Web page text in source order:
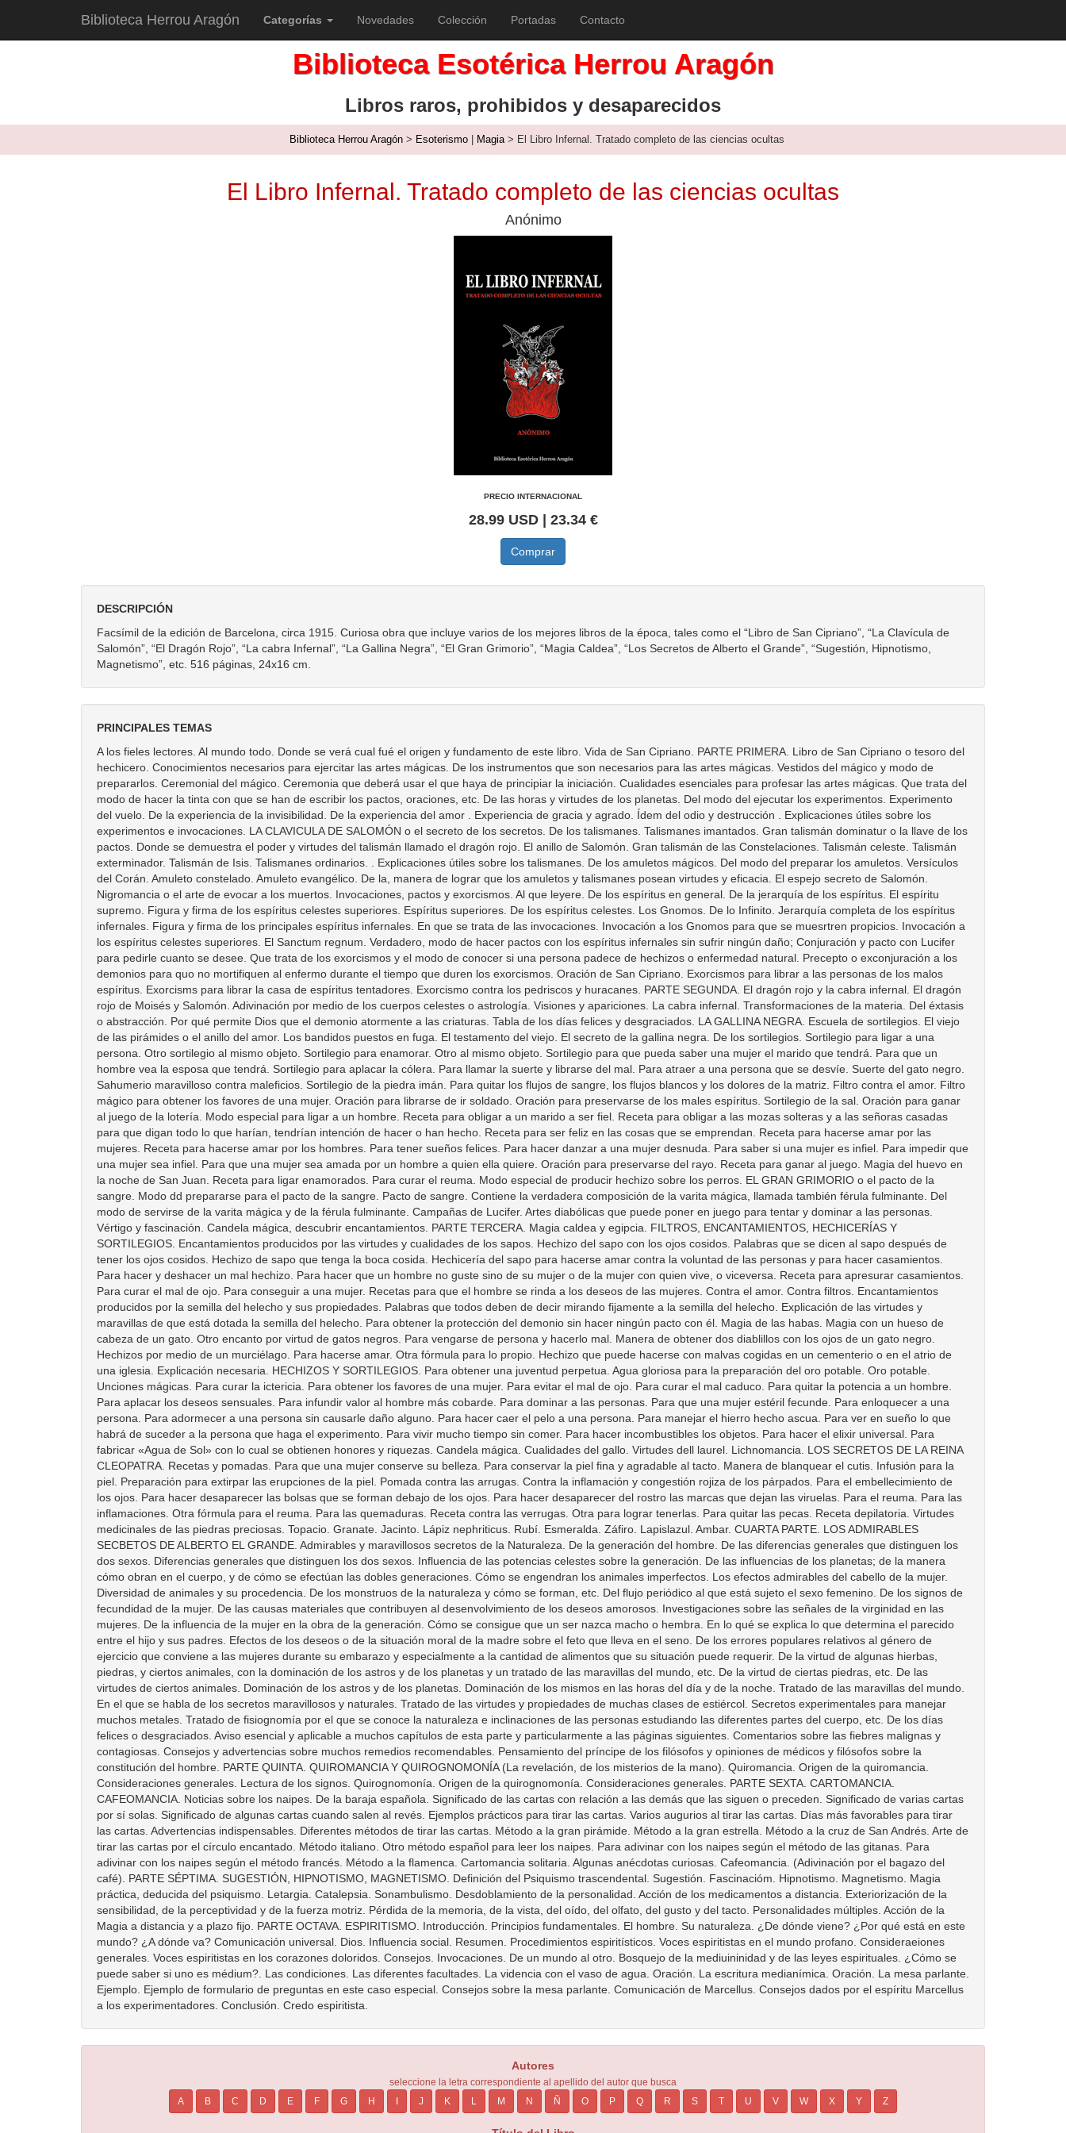
Biblioteca Herrou Aragón Categorías Novedades Colección Portadas Contacto
Biblioteca Esotérica Herrou Aragón
Libros raros, prohibidos y desaparecidos
Biblioteca Herrou Aragón > Esoterismo Magia> El Libro Infernal. Tratado completo de las ciencias ocultas
El Libro Infernal. Tratado completo de las ciencias ocultas
Anónimo
PRECIO INTERNACIONAL
28.99 USD | 23.34 €
Comprar
DESCRIPCIÓN
Facsímil de la edición de Barcelona, circa 1915. Curiosa obra que incluye varios de los mejores libros de la época, tales como el “Libro de San Cipriano”, “La Clavícula de
Salomón”, “El Dragón Rojo”, “La cabra Infernal”, “La Gallina Negra”, “El Gran Grimorio”, “Magia Caldea”, “Los Secretos de Alberto el Grande”, “Sugestión, Hipnotismo,
Magnetismo”, etc. 516 páginas, 24x16 cm.
PRINCIPALES TEMAS
A los fieles lectores. Al mundo todo. Donde se verá cual fué el origen y fundamento de este libro. Vida de San Cipriano. PARTE PRIMERA. Libro de San Cipriano o tesoro del hechicero. Conocimientos necesarios para ejercitar las artes mágicas. De los instrumentos que son necesarios para las artes mágicas. Vestidos del mágico y modo de prepararlos. Ceremonial del mágico. Ceremonia que deberá usar el que haya de principiar la iniciación. Cualidades esenciales para profesar las artes mágicas. Que trata del modo de hacer la tinta con que se han de escribir los pactos, oraciones, etc. De las horas y virtudes de los planetas. Del modo del ejecutar los experimentos. Experimento del vuelo. De la experiencia de la invisibilidad. De la experiencia del amor . Experiencia de gracia y agrado. Ídem del odio y destrucción . Explicaciones útiles sobre los experimentos e invocaciones. LA CLAVICULA DE SALOMÓN o el secreto de los secretos. De los talismanes. Talismanes imantados. Gran talismán dominatur o la llave de los pactos. Donde se demuestra el poder y virtudes del talismán llamado el dragón rojo. El anillo de Salomón. Gran talismán de las Constelaciones. Talismán celeste. Talismán exterminador. Talismán de Isis. Talismanes ordinarios. . Explicaciones útiles sobre los talismanes. De los amuletos mágicos. Del modo del preparar los amuletos. Versículos del Corán. Amuleto constelado. Amuleto evangélico. De la, manera de lograr que los amuletos y talismanes posean virtudes y eficacia. El espejo secreto de Salomón. Nigromancia o el arte de evocar a los muertos. Invocaciones, pactos y exorcismos. Al que leyere. De los espíritus en general. De la jerarquía de los espíritus. El espíritu supremo. Figura y firma de los espíritus celestes superiores. Espíritus superiores. De los espíritus celestes. Los Gnomos. De lo Infinito. Jerarquía completa de los espíritus infernales. Figura y firma de los principales espíritus infernales. En que se trata de las invocaciones. Invocación a los Gnomos para que se muesrtren propicios. Invocación a los espíritus celestes superiores. El Sanctum regnum. Verdadero, modo de hacer pactos con los espíritus infernales sin sufrir ningún daño; Conjuración y pacto con Lucifer para pedirle cuanto se desee. Que trata de los exorcismos y el modo de conocer si una persona padece de hechizos o enfermedad natural. Precepto o exconjuración a los demonios para quo no mortifiquen al enfermo durante el tiempo que duren los exorcismos. Oración de San Cipriano. Exorcismos para librar a las personas de los malos espíritus. Exorcisms para librar la casa de espíritus tentadores. Exorcismo contra los pedriscos y huracanes. PARTE SEGUNDA. El dragón rojo y la cabra infernal. El dragón rojo de Moisés y Salomón. Adivinación por medio de los cuerpos celestes o astrología. Visiones y apariciones. La cabra infernal. Transformaciones de la materia. Del éxtasis o abstracción. Por qué permite Dios que el demonio atormente a las criaturas. Tabla de los días felices y desgraciados. LA GALLINA NEGRA. Escuela de sortilegios. El viejo de las pirámides o el anillo del amor. Los bandidos puestos en fuga. El testamento del viejo. El secreto de la gallina negra. De los sortilegios. Sortilegio para ligar a una persona. Otro sortilegio al mismo objeto. Sortilegio para enamorar. Otro al mismo objeto. Sortilegio para que pueda saber una mujer el marido que tendrá. Para que un hombre vea la esposa que tendrá. Sortilegio para aplacar la cólera. Para llamar la suerte y librarse del mal. Para atraer a una persona que se desvíe. Suerte del gato negro. Sahumerio maravilloso contra maleficios. Sortilegio de la piedra imán. Para quitar los flujos de sangre, los flujos blancos y los dolores de la matriz. Filtro contra el amor. Filtro mágico para obtener los favores de una mujer. Oración para librarse de ir soldado. Oración para preservarse de los males espíritus. Sortilegio de la sal. Oración para ganar al juego de la lotería. Modo especial para ligar a un hombre. Receta para obligar a un marido a ser fiel. Receta para obligar a las mozas solteras y a las señoras casadas para que digan todo lo que harían, tendrían intención de hacer o han hecho. Receta para ser feliz en las cosas que se emprendan. Receta para hacerse amar por las mujeres. Receta para hacerse amar por los hombres. Para tener sueños felices. Para hacer danzar a una mujer desnuda. Para saber si una mujer es infiel. Para impedir que una mujer sea infiel. Para que una mujer sea amada por un hombre a quien ella quiere. Oración para preservarse del rayo. Receta para ganar al juego. Magia del huevo en la noche de San Juan. Receta para ligar enamorados. Para curar el reuma. Modo especial de producir hechizo sobre los perros. EL GRAN GRIMORIO o el pacto de la sangre. Modo dd prepararse para el pacto de la sangre. Pacto de sangre. Contiene la verdadera composición de la varita mágica, llamada también férula fulminante. Del modo de servirse de la varita mágica y de la férula fulminante. Campañas de Lucifer. Artes diabólicas que puede poner en juego para tentar y dominar a las personas. Vértigo y fascinación. Candela mágica, descubrir encantamientos. PARTE TERCERA. Magia caldea y egipcia. FILTROS, ENCANTAMIENTOS, HECHICERÍAS Y SORTILEGIOS. Encantamientos producidos por las virtudes y cualidades de los sapos. Hechizo del sapo con los ojos cosidos. Palabras que se dicen al sapo después de tener los ojos cosidos. Hechizo de sapo que tenga la boca cosida. Hechicería del sapo para hacerse amar contra la voluntad de las personas y para hacer casamientos. Para hacer y deshacer un mal hechizo. Para hacer que un hombre no guste sino de su mujer o de la mujer con quien vive, o viceversa. Receta para apresurar casamientos. Para curar el mal de ojo. Para conseguir a una mujer. Recetas para que el hombre se rinda a los deseos de las mujeres. Contra el amor. Contra filtros. Encantamientos producidos por la semilla del helecho y sus propiedades. Palabras que todos deben de decir mirando fijamente a la semilla del helecho. Explicación de las virtudes y maravillas de que está dotada la semilla del helecho. Para obtener la protección del demonio sin hacer ningún pacto con él. Magia de las habas. Magia con un hueso de cabeza de un gato. Otro encanto por virtud de gatos negros. Para vengarse de persona y hacerlo mal. Manera de obtener dos diablillos con los ojos de un gato negro. Hechizos por medio de un murciélago. Para hacerse amar. Otra fórmula para lo propio. Hechizo que puede hacerse con malvas cogidas en un cementerio o en el atrio de una iglesia. Explicación necesaria. HECHIZOS Y SORTILEGIOS. Para obtener una juventud perpetua. Agua gloriosa para la preparación del oro potable. Oro potable. Unciones mágicas. Para curar la ictericia. Para obtener los favores de una mujer. Para evitar el mal de ojo. Para curar el mal caduco. Para quitar la potencia a un hombre. Para aplacar los deseos sensuales. Para infundir valor al hombre más cobarde. Para dominar a las personas. Para que una mujer estéril fecunde. Para enloquecer a una persona. Para adormecer a una persona sin causarle daño alguno. Para hacer caer el pelo a una persona. Para manejar el hierro hecho ascua. Para ver en sueño lo que habrá de suceder a la persona que haga el experimento. Para vivir mucho tiempo sin comer. Para hacer incombustibles los objetos. Para hacer el elixir universal. Para fabricar «Agua de Sol» con lo cual se obtienen honores y riquezas. Candela mágica. Cualidades del gallo. Virtudes dell laurel. Lichnomancia. LOS SECRETOS DE LA REINA CLEOPATRA. Recetas y pomadas. Para que una mujer conserve su belleza. Para conservar la piel fina y agradable al tacto. Manera de blanquear el cutis. Infusión para la piel. Preparación para extirpar las erupciones de la piel. Pomada contra las arrugas. Contra la inflamación y congestión rojiza de los párpados. Para el embellecimiento de los ojos. Para hacer desaparecer las bolsas que se forman debajo de los ojos. Para hacer desaparecer del rostro las marcas que dejan las viruelas. Para el reuma. Para las inflamaciones. Otra fórmula para el reuma. Para las quemaduras. Receta contra las verrugas. Otra para lograr tenerlas. Para quitar las pecas. Receta depilatoria. Virtudes medicinales de las piedras preciosas. Topacio. Granate. Jacinto. Lápiz nephriticus. Rubí. Esmeralda. Záfiro. Lapislazul. Ambar. CUARTA PARTE. LOS ADMIRABLES SECBETOS DE ALBERTO EL GRANDE. Admirables y maravillosos secretos de la Naturaleza. De la generación del hombre. De las diferencias generales que distinguen los dos sexos. Diferencias generales que distinguen los dos sexos. Influencia de las potencias celestes sobre la generación. De las influencias de los planetas; de la manera cómo obran en el cuerpo, y de cómo se efectúan las dobles generaciones. Cómo se engendran los animales imperfectos. Los efectos admirables del cabello de la mujer. Diversidad de animales y su procedencia. De los monstruos de la naturaleza y cómo se forman, etc. Del flujo periódico al que está sujeto el sexo femenino. De los signos de fecundidad de la mujer. De las causas materiales que contribuyen al desenvolvimiento de los deseos amorosos. Investigaciones sobre las señales de la virginidad en las mujeres. De la influencia de la mujer en la obra de la generación. Cómo se consigue que un ser nazca macho o hembra. En lo qué se explica lo que determina el parecido entre el hijo y sus padres. Efectos de los deseos o de la situación moral de la madre sobre el feto que lleva en el seno. De los errores populares relativos al género de ejercicio que conviene a las mujeres durante su embarazo y especialmente a la cantidad de alimentos que su situación puede requerir. De la virtud de algunas hierbas, piedras, y ciertos animales, con la dominación de los astros y de los planetas y un tratado de las maravillas del mundo, etc. De la virtud de ciertas piedras, etc. De las virtudes de ciertos animales. Dominación de los astros y de los planetas. Dominación de los mismos en las hora
Autores
seleccione la letra correspondiente al apellido del autor que busca
A
B C D E F G H J K L M N Ñ O P Q R S T U V W X Y Z